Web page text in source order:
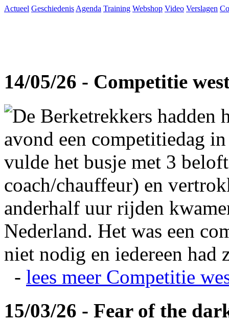
Actueel Geschiedenis Agenda Training Webshop Video Verslagen
14/05/26 - Competitie
De Berketrekkers hadden
avond een competitiedag
vulde het busje met 3
coach/chauffeur) en
anderhalf uur rijden
Nederland. Het was een
niet nodig en iedereen
- lees meer Competitie
15/03/26 - Fear of the